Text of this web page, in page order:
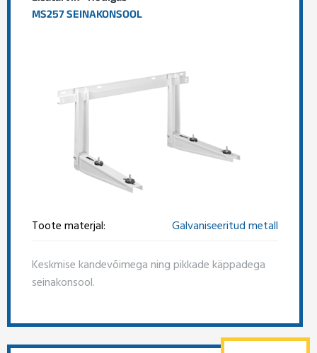
MS257 SEINAKONSOOL
Toote materjal: Galvaniseeritud metall
Keskmise kandevõimega ning pikkade käppadega
seinakonsool.